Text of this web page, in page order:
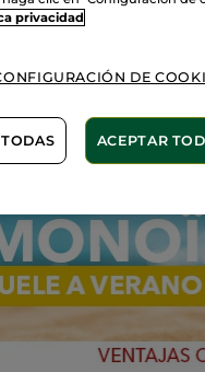
privacidad
DE
ACEPTAR